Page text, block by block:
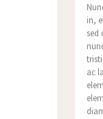
in,
sed
ac